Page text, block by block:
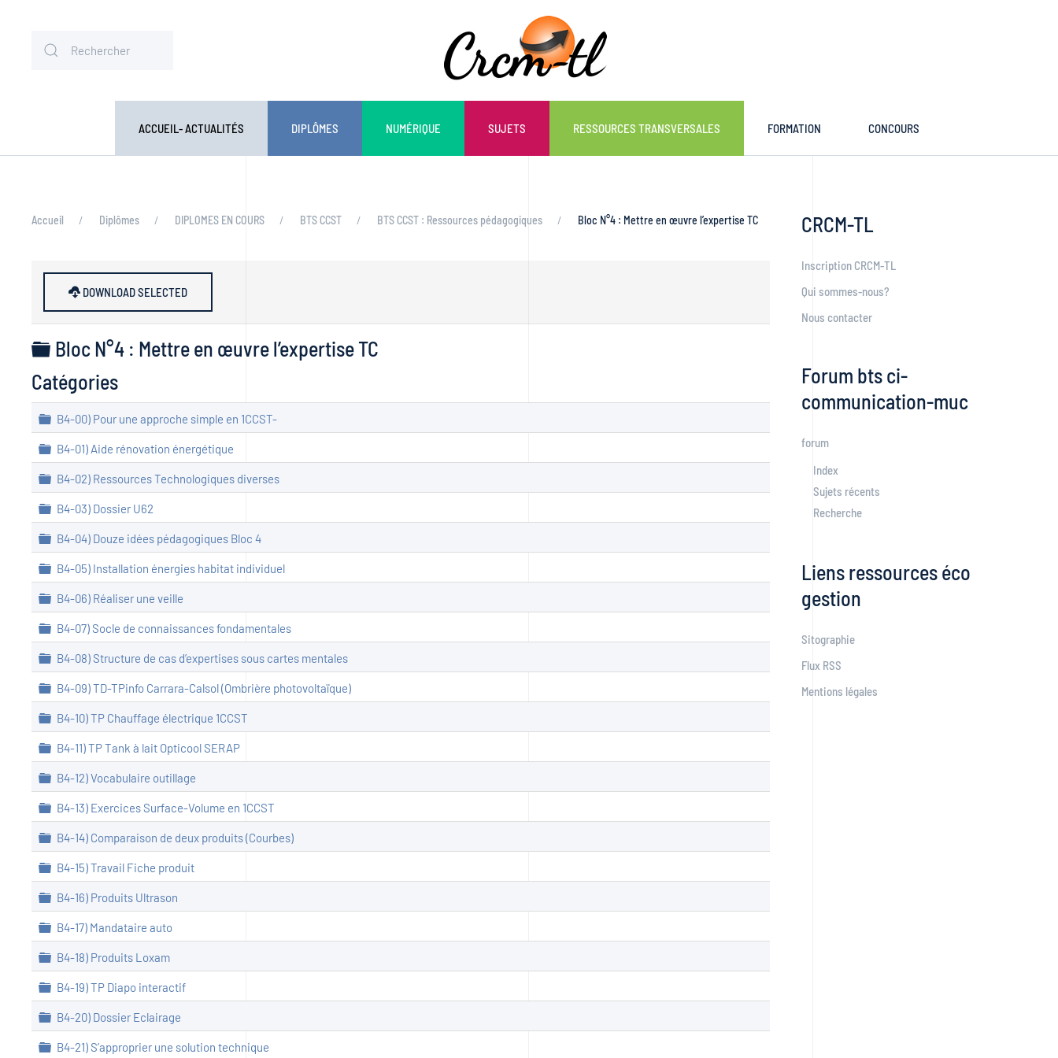
ACCUEIL- ACTUALITÉS DIPLÔMES NUMÉRIQUE SUJETS RESSOURCES TRANSVERSALES FORMATION CONCOURS
Accueil Diplômes DIPLOMES EN COURS BTS CCST BTS CCST : Ressources pédagogiques Bloc N°4 : Mettre en œuvre l’expertise TC
DOWNLOAD SELECTED
Dossier
Bloc N°4 : Mettre en œuvre l’expertise TC
Catégories
Dossier
B4-00) Pour une approche simple en 1CCST-
Dossier
B4-01) Aide rénovation énergétique
Dossier
B4-02) Ressources Technologiques diverses
Dossier
B4-03) Dossier U62
Dossier
B4-04) Douze idées pédagogiques Bloc 4
Dossier
B4-05) Installation énergies habitat individuel
Dossier
B4-06) Réaliser une veille
Dossier
B4-07) Socle de connaissances fondamentales
Dossier
B4-08) Structure de cas d’expertises sous cartes mentales
Dossier
B4-09) TD-TPinfo Carrara-Calsol (Ombrière photovoltaïque)
Dossier
B4-10) TP Chauffage électrique 1CCST
Dossier
B4-11) TP Tank à lait Opticool SERAP
Dossier
B4-12) Vocabulaire outillage
Dossier
B4-13) Exercices Surface-Volume en 1CCST
Dossier
B4-14) Comparaison de deux produits (Courbes)
Dossier
B4-15) Travail Fiche produit
Dossier
B4-16) Produits Ultrason
Dossier
B4-17) Mandataire auto
Dossier
B4-18) Produits Loxam
Dossier
B4-19) TP Diapo interactif
Dossier
B4-20) Dossier Eclairage
Dossier
B4-21) S’approprier une solution technique
CRCM-TL
Inscription CRCM-TL
Qui sommes-nous?
Nous contacter
Forum bts ci-
communication-muc
forum
Index
Sujets récents
Recherche
Liens ressources éco
gestion
Sitographie
Flux RSS
Mentions légales